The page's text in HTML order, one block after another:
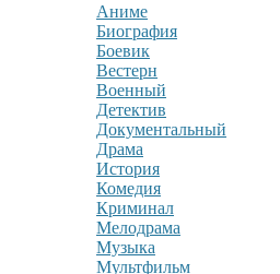
Аниме
Биография
Боевик
Вестерн
Военный
Детектив
Документальный
Драма
История
Комедия
Криминал
Мелодрама
Музыка
Мультфильм